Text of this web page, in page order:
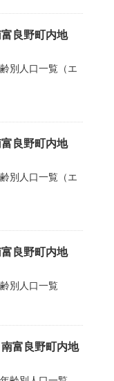
良野町内地
別人口一覧（エ
良野町内地
別人口一覧（エ
良野町内地
別人口一覧
富良野町内地